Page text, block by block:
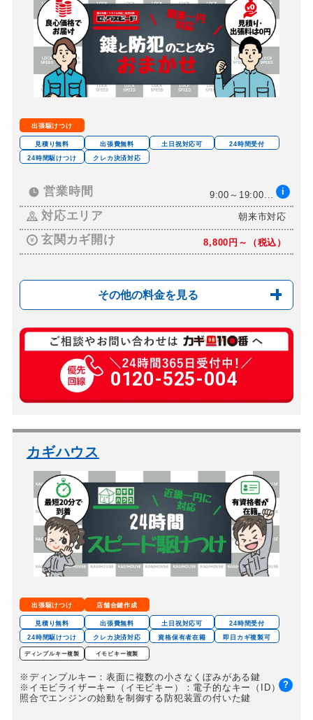
バイクカギ開け 10,000円～50,0...
バイクカギ作成 別途お見積り
スーツケースカギ開け 6,000円～(持ち込み...
スーツケースカギ作成 7,000円～(部材があ...
金庫カギ開け
金庫カギ修理 別途お見積り
金庫カギ交換
ロッカーカギ開け 別途お見積り
ドアノブカギ開け 別途お見積り
ドアノブカギ作成 別途お見積り
出張駆けつけ
見積り無料 出張費無料 土日祝対応可
24時間受付
24時間駆けつけ
クレカ決済対応
営業時間 9:00～19:00... i
対応エリア 朝来市対応
玄関カギ開け 8,800円～（税込）
その他の料金を見る
玄関カギ修理 11,000円～(税込)
玄関カギ交換 20,000円～（税込）
車カギ開け 8,800円～（税込）
バイクカギ作成
スーツケースカギ開け 8,800円～（税込）
金庫カギ開け 11,000円～(税込）
ロッカーカギ開け 8,800円～（税込）
ドアノブカギ開け 11,000円～(税込）
ドアノブカギ交換 20,000円～（税込）
0120-525-004
カギハウス
出張駆けつけ 店舗合鍵作成
見積り無料 出張費無料 土日祝対応可
24時間受付
24時間駆けつけ
クレカ決済対応 資格保有者在籍 即日カギ複製可
ディンプルキー複製 イモビキー複製
※ディンプルキー：表面に複数の小さなくぼみがある鍵
※イモビライザーキー（イモビキー）：電子的なキー（ID）の
照合でエンジンの始動を制御する防犯装置の付いた鍵
?